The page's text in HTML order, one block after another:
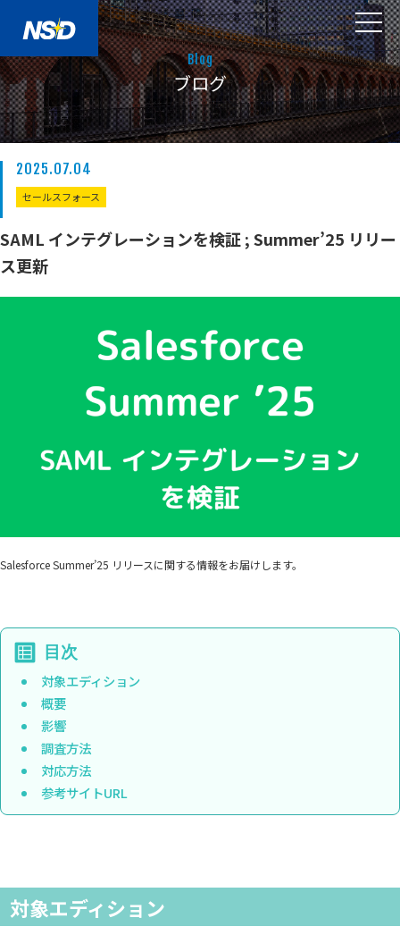
Blog
ブログ
2025.07.04
セールスフォース
SAML インテグレーションを検証 ; Summer’25 リリー
ス更新
Salesforce Summer’25 リリースに関する情報をお届けします。
対象エディション
概要
影響
調査方法
対応方法
参考サイトURL
対象エディション